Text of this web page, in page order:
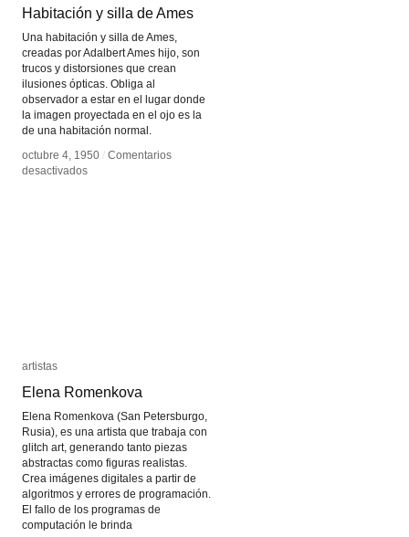
Habitación y silla de Ames
Una habitación y silla de Ames,
creadas por Adalbert Ames hijo, son
trucos y distorsiones que crean
ilusiones ópticas. Obliga al
observador a estar en el lugar donde
la imagen proyectada en el ojo es la
de una habitación normal.
octubre 4, 1950 / Comentarios
desactivadosen
Habitación y silla de Ames
octubre 4, 1950 / Comentarios
desactivadosen
artistas
Elena Romenkova
Elena Romenkova (San Petersburgo,
Rusia), es una artista que trabaja con
glitch art, generando tanto piezas
abstractas como figuras realistas.
Crea imágenes digitales a partir de
algoritmos y errores de programación.
El fallo de los programas de
computación le brinda
artistas
Elena Romenkova